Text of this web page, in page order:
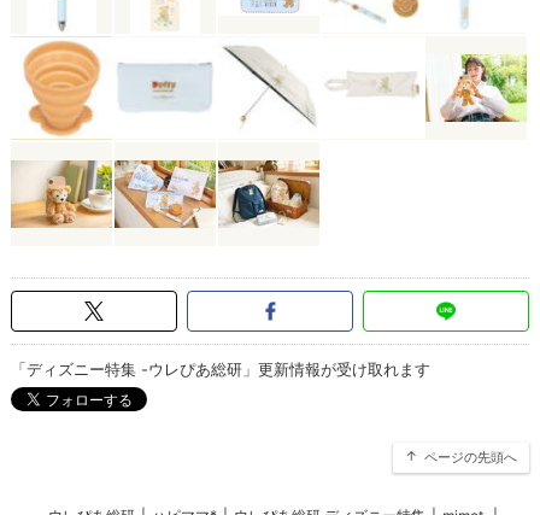
「ディズニー特集 -ウレぴあ総研」更新情報が受け取れます
ページの先頭へ